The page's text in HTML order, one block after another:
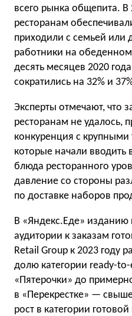
всего рынка общепита. В
ресторанам
приходили с семьей или
работники на
десять месяцев 2020
сократились на 32% и
Эксперты отмечают, что
ресторанам не удалось,
конкуренция с
которые начали вводить
блюда ресторанного
давление со стороны
по доставке наборов
В «Яндекс.Еде» изданию
аудитории к заказам
Retail Group к 2023 году
долю категории ready-
«Пятерочки» до
в «Перекрестке» —
рост в категории